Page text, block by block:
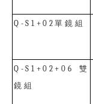
Q-S1+02單鏡組
Q-S1+02+06
雙
鏡組